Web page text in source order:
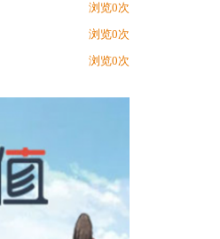
浏览0次
浏览0次
浏览0次